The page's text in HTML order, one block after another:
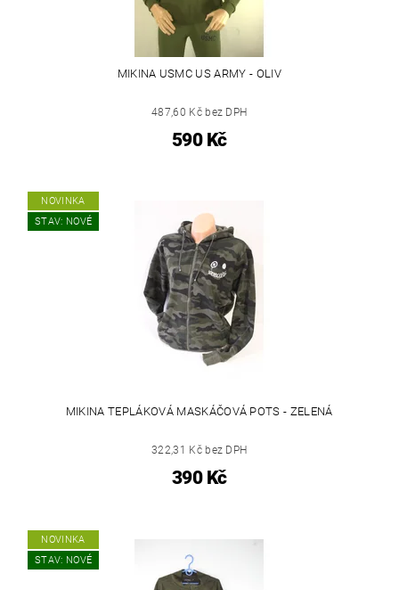
MIKINA USMC US ARMY - OLIV
487,60 Kč bez DPH
590 Kč
NOVINKA
STAV: NOVÉ
MIKINA TEPLÁKOVÁ MASKÁČOVÁ POTS - ZELENÁ
322,31 Kč bez DPH
390 Kč
NOVINKA
STAV: NOVÉ